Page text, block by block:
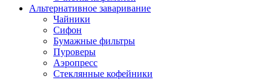
Альтернативное заваривание
Чайники
Сифон
Бумажные фильтры
Пуроверы
Аэропресс
Стеклянные кофейники